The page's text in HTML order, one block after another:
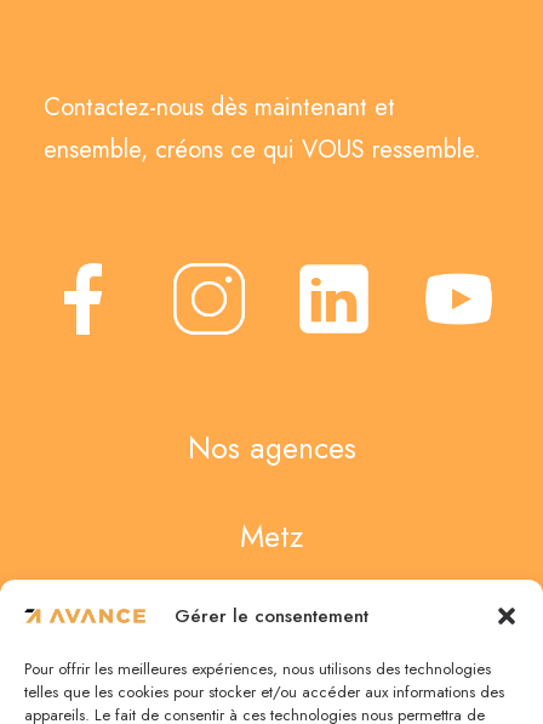
Gérer le consentement
Pour offrir les meilleures expériences, nous utilisons des technologies
telles que les cookies pour stocker et/ou accéder aux informations des
appareils. Le fait de consentir à ces technologies nous permettra de
Contactez-nous dès maintenant et
ensemble, créons ce qui VOUS ressemble.
Nos agences
Metz
4 Rue des Noisetiers
03 87 75 67 47